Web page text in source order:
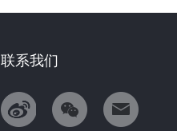
联系我们